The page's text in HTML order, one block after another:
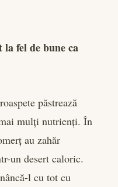
fel de bune ca
păstrează
mulți nutrienți. În
au zahăr
un desert caloric.
l cu tot cu